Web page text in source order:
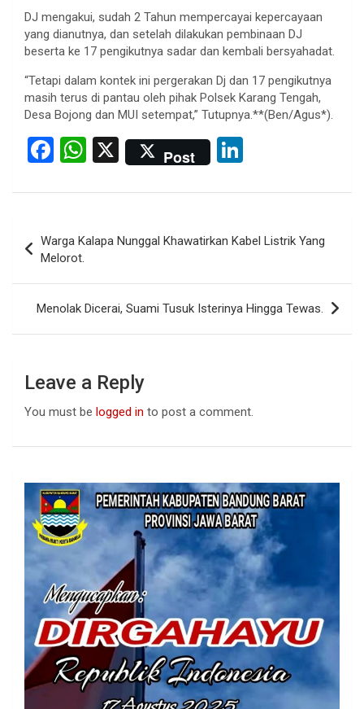
DJ mengakui, sudah 2 Tahun mempercayai kepercayaan
yang dianutnya, dan setelah dilakukan pembinaan DJ
beserta ke 17 pengikutnya sadar dan kembali bersyahadat.
“Tetapi dalam kontek ini pergerakan Dj dan 17 pengikutnya
masih terus di pantau oleh pihak Polsek Karang Tengah,
Desa Bojong dan MUI setempat,” Tutupnya.**(Ben/Agus*).
F
ce
o
o
k
W
at
s
A
p
p
X Post
ke
dI
n
navigation
Warga Kalapa Nunggal Khawatirkan Kabel Listrik Yang
Melorot.
Menolak Dicerai, Suami Tusuk Isterinya Hingga Tewas.
Leave a Reply
You must be logged in to post a comment.